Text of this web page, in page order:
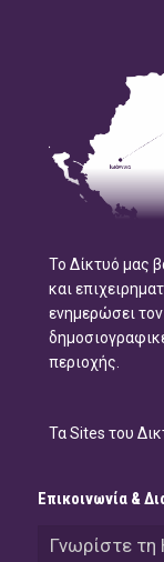
Το Δίκτυό μας
και
ενημερώσει
περιοχής.
Τα Sites του
Επικοινωνία &
Γνωρίστε τη